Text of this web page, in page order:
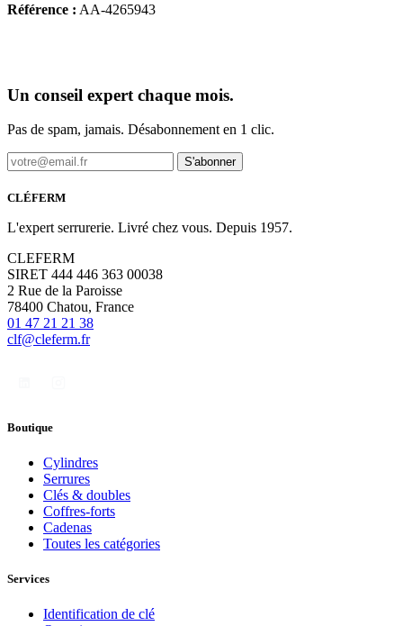
Référence : AA-4265943
Un conseil expert chaque mois.
Pas de spam, jamais. Désabonnement en 1 clic.
S'abonner
CLÉFERM
L'expert serrurerie. Livré chez vous. Depuis 1957.
CLEFERM
SIRET 444 446 363 00038
2 Rue de la Paroisse
78400 Chatou, France
01 47 21 21 38
clf@cleferm.fr
Boutique
Cylindres
Serrures
Clés & doubles
Coffres-forts
Cadenas
Toutes les catégories
Services
Identification de clé